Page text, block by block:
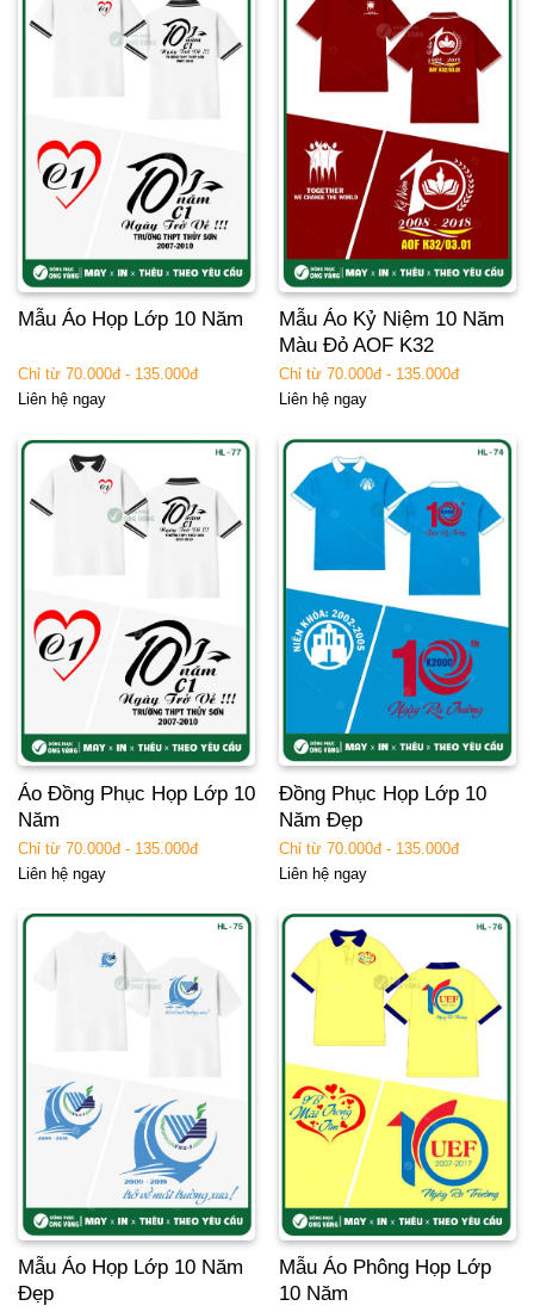
Mẫu Áo Họp Lớp 10 Năm
Chỉ từ 70.000đ - 135.000đ
Liên hệ ngay
Mẫu Áo Kỷ Niệm 10 Năm
Màu Đỏ AOF K32
Chỉ từ 70.000đ - 135.000đ
Liên hệ ngay
Áo Đồng Phục Họp Lớp 10
Năm
Chỉ từ 70.000đ - 135.000đ
Liên hệ ngay
Đồng Phục Họp Lớp 10
Năm Đẹp
Chỉ từ 70.000đ - 135.000đ
Liên hệ ngay
Mẫu Áo Họp Lớp 10 Năm
Đẹp
Mẫu Áo Phông Họp Lớp
10 Năm